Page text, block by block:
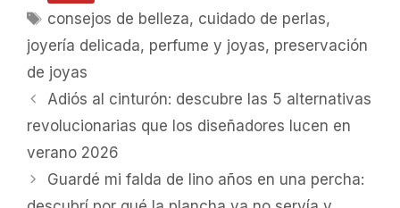
Etiquetas
consejos de belleza, cuidado de perlas,
joyería delicada, perfume y joyas, preservación
de joyas
Adiós al cinturón: descubre las 5 alternativas
revolucionarias que los diseñadores lucen en
verano 2026
Guardé mi falda de lino años en una percha: